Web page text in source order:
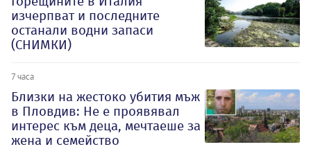
изчерпват и последните
останали водни запаси
(СНИМКИ)
7 часа
Близки на жестоко убития мъж
в Пловдив: Не е проявявал
интерес към деца, мечтаеше за
жена и семейство